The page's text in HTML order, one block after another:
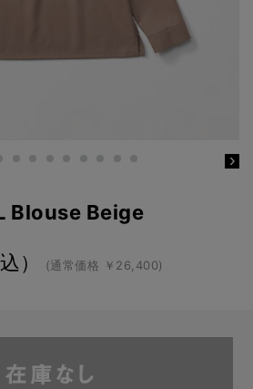
Blouse Beige
） (通常価格 ￥26,400)